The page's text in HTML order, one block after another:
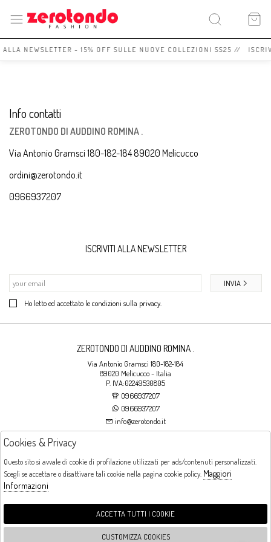
NEWSLETTER - 15% OFF SULLE NUOVE COLLEZIONI SS25 //
Info contatti
ZEROTONDO DI AUDDINO ROMINA .
Via Antonio Gramsci 180-182-184 89020 Melicucco
ordini@zerotondo.it
0966937207
ISCRIVITI ALLA NEWSLETTER
Ho letto ed accettato le condizioni sulla privacy.
INVIA
ZEROTONDO DI AUDDINO ROMINA .
Via Antonio Gramsci 180-182-184
89020 Melicucco - Italia
P. IVA:02249530805
0966937207
0966937207
info@zerotondo.it
Orari di apertura
LUNEDI: CHIUSO LA MATTINA - DALLE 16:00 ALLE 20:00 DAL MARTEDI AL
Cookies & Privacy
Questo sito si avvale di cookie di profilazione utilizzati per ads/contenuti personalizzati.
Scegli se accettare o disattivare tali cookie nella pagina cookie policy. Maggiori
Informazioni
ACCETTA TUTTI I COOKIE
CUSTOMIZZA COOKIES